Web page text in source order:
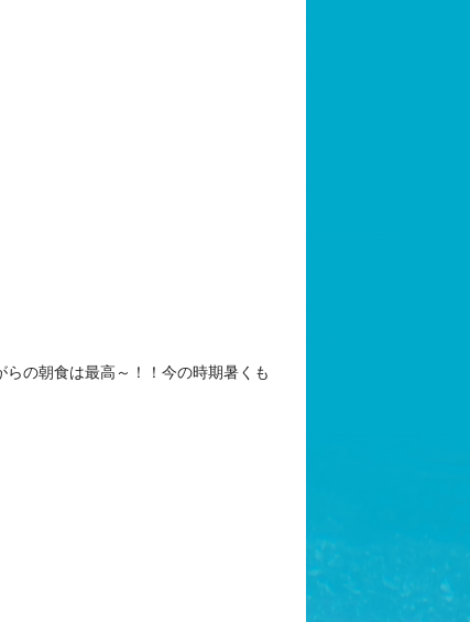
の朝食は最高～！！今の時期暑くも